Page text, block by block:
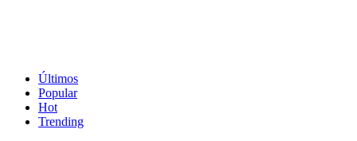
Últimos
Popular
Hot
Trending